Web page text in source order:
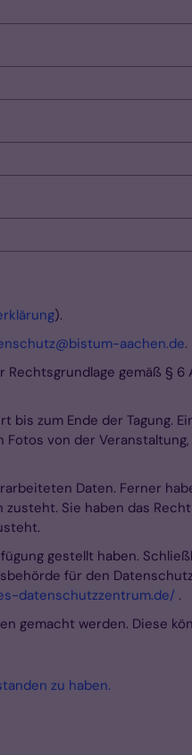
).
aachen.de.
gemäß § 6
zum Ende der Tagung.
von der
Daten. Ferner
Sie haben das
gestellt haben.
für den
datenschutzzentrum.de/ .
gemacht werden. Diese
zu haben.